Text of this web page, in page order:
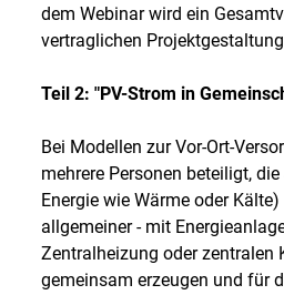
dem Webinar wird ein
vertraglichen
Teil 2: "PV-Strom in
Bei Modellen zur Vor-Ort-
mehrere Personen beteiligt,
Energie wie Wärme oder
allgemeiner - mit
Zentralheizung oder zentralen
gemeinsam erzeugen und für